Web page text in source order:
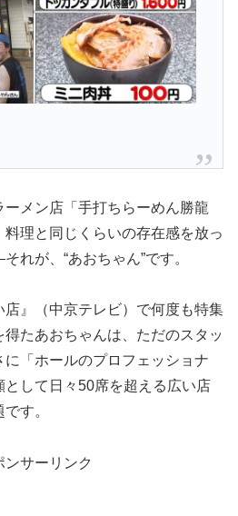
メン店「手打ちらーめん勝龍
料理と同じくらいの存在感を放っ
れが、“あおちゃん”です。
』（中京テレビ）で何度も特集
たあおちゃんは、ただのスタッ
「ホールのプロフェッショナ
として日々50席を超える広い店
す。
ンサーリンク